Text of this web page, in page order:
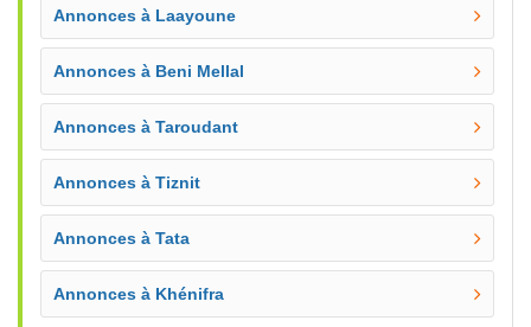
Annonces à Laayoune
Annonces à Beni Mellal
Annonces à Taroudant
Annonces à Tiznit
Annonces à Tata
Annonces à Khénifra